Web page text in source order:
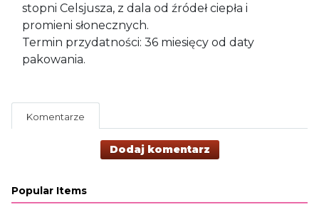
stopni Celsjusza, z dala od źródeł ciepła i
promieni słonecznych.
Termin przydatności: 36 miesięcy od daty
pakowania.
Komentarze
Dodaj komentarz
Popular Items